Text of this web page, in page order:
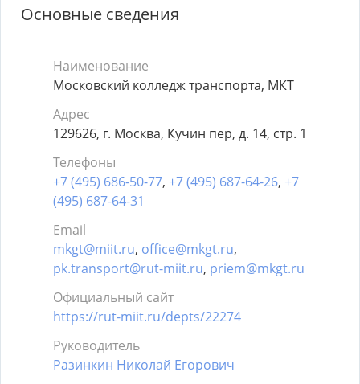
Основные сведения
Наименование
Московский колледж транспорта, МКТ
Адрес
129626, г. Москва, Кучин пер, д. 14, стр. 1
Телефоны
+7 (495) 686-50-77, +7 (495) 687-64-26, +7
(495) 687-64-31
Email
mkgt@miit.ru, office@mkgt.ru,
pk.transport@rut-miit.ru, priem@mkgt.ru
Официальный сайт
https://rut-miit.ru/depts/22274
Руководитель
Разинкин Николай Егорович